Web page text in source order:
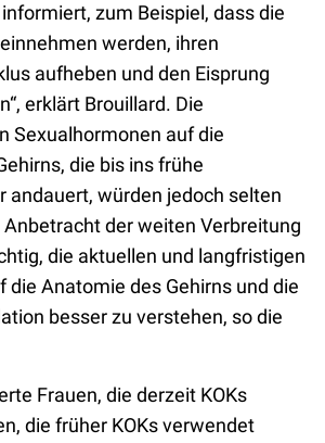
zum Beispiel, dass die
werden, ihren
aufheben und den Eisprung
erklärt Brouillard. Die
Sexualhormonen auf die
die bis ins frühe
andauert, würden jedoch selten
der weiten Verbreitung
die aktuellen und langfristigen
die Anatomie des Gehirns und die
besser zu verstehen, so die
Frauen, die derzeit KOKs
die früher KOKs verwendet